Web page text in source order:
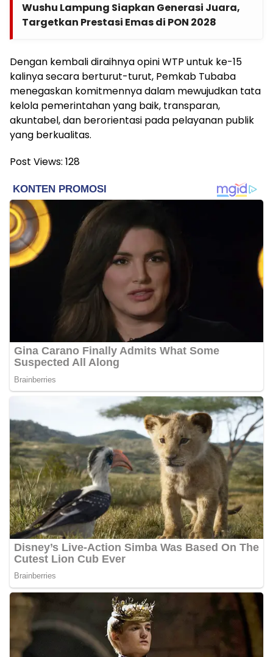
Wushu Lampung Siapkan Generasi Juara,
Targetkan Prestasi Emas di PON 2028
Dengan kembali diraihnya opini WTP untuk ke-15
kalinya secara berturut-turut, Pemkab Tubaba
menegaskan komitmennya dalam mewujudkan tata
kelola pemerintahan yang baik, transparan,
akuntabel, dan berorientasi pada pelayanan publik
yang berkualitas.
Post Views: 128